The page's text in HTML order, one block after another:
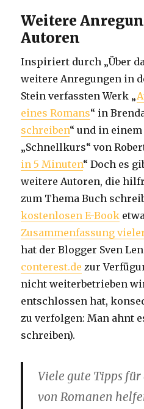
Weitere
Autoren
Inspiriert durch „Über
weitere Anregungen in
Stein verfassten Werk „
eines Romans“ in
schreiben“ und in
„Schnellkurs“ von
in 5 Minuten“ Doch es
weitere Autoren, die
zum Thema Buch
kostenlosen E-Book
Zusammenfassung
hat der Blogger Sven
conterest.de zur
nicht weiterbetrieben
entschlossen hat,
zu verfolgen: Man ahnt
schreiben).
Viele gute Tipps für
von Romanen